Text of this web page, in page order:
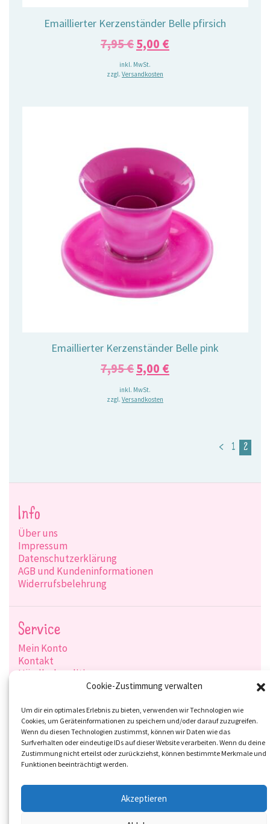
Cookie-Zustimmung verwalten
Um dir ein optimales Erlebnis zu bieten, verwenden wir Technologien wie
Cookies, um Geräteinformationen zu speichern und/oder darauf zuzugreifen.
Wenn du diesen Technologien zustimmst, können wir Daten wie das
Surfverhalten oder eindeutige IDs auf dieser Website verarbeiten. Wenn du deine
Zustimmung nicht erteilst oder zurückziehst, können bestimmte Merkmale und
Funktionen beeinträchtigt werden.
Akzeptieren
Emaillierter Kerzenständer Belle pfirsich
7,95€Ursprünglicher
Preis
war:
5,00 €Aktueller
inkl. MwSt.
zzgl. Versandkosten
Emaillierter Kerzenständer Belle pink
7,95€Ursprünglicher
Preis
war:
5,00 €Aktueller
inkl. MwSt.
zzgl. Versandkosten
< 1 2
Info
Über uns
Impressum
Datenschutzerklärung
AGB und Kundeninformationen
Widerrufsbelehrung
Service
Mein Konto
Kontakt
Händlerkonditionen
Zahlungsarten
Social-Media